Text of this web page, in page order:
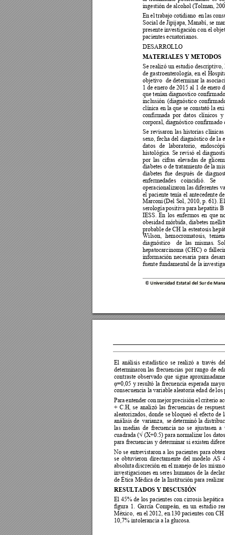
© Universidad Estatal del Sur de M
ingestión de alcohol (Tolman,
En el trabajo cotidiano en las
Social de Jipijapa, Manabí, se
presente investigación con el
pacientes ecuatorianos.
DESARROLLO
MATERIALES Y METODOS
Se realizó un estudio descriptivo,
de gastroenterología, en el
objetivo de determinar la
1 de enero de 2015 al 1 de
que tenían diagnostico
inclusión (diagnóstico
clínica en la que se constató la ex
confirmada por datos  clínicos y
corporal, diagnóstico confirmado
Se revisaron las historias clínicas
sexo, fecha del diagnóstico de la
datos de laboratorio,
histológica. Se revisó el
por las cifras elevadas de
diabetes o de tratamiento de la
diabetes fue después de
enfermedades coincidió.
Se
operacionalizaron las diferentes
el paciente tenía el antecedente
Marconi(Del Sol, 2010, p. 61).
serología positiva para hepatitis B
IESS. En los enfermos en que
obesidad mórbida, diabetes
probable de CH la esteatosis
Wilson, hemocromatosis,
diagnóstico    de las  mismas.  S
hepatocarcinoma (CHC) o
información necesaria para
fuente fundamental de la
El análisis estadístico se realizó a través
determinaron las frecuencias por rango de
contraste observado que sigue
ᾳ=0,05 y resultó la frecuencia esperada ma
consecuencia la variable aleatoria edad de los
Para entender con mejor precisión el criterio
+ C.H, se analizó las frecuencias de
aleatorizados, donde se bloqueó el efecto de
análisis de varianza, se determinó la
las medias de frecuencia no se ajustasen a
cuadrada (√ (X+0.5) para normalizar los
para frecuencias y determinar si existen
No se entrevistaron a los pacientes para obten
se obtuvieron directamente del modelo AS
absoluta discreción en el manejo de los
investigaciones en seres humanos de la
de Ética Médica de la Institución para
RESULTADOS Y DISCUSIÓN
El 45% de los pacientes con cirrosis hepática
figura 1. García Compeán, en un estudio
México, en el 2012, en 130 pacientes con CH
10,7% intolerancia a la glucosa.